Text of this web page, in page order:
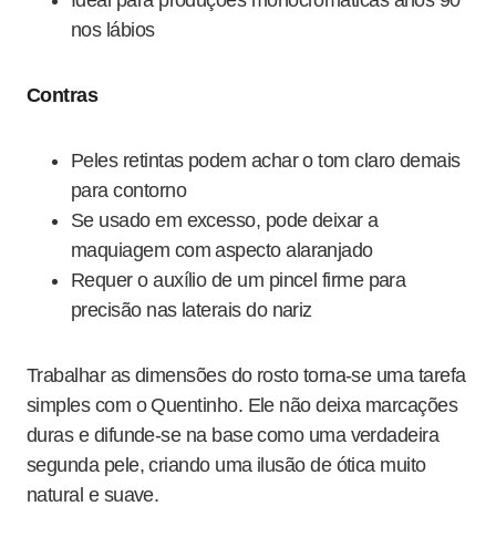
nos lábios
Contras
Peles retintas podem achar o tom claro demais
para contorno
Se usado em excesso, pode deixar a
maquiagem com aspecto alaranjado
Requer o auxílio de um pincel firme para
precisão nas laterais do nariz
Trabalhar as dimensões do rosto torna-se uma tarefa
simples com o Quentinho. Ele não deixa marcações
duras e difunde-se na base como uma verdadeira
segunda pele, criando uma ilusão de ótica muito
natural e suave.